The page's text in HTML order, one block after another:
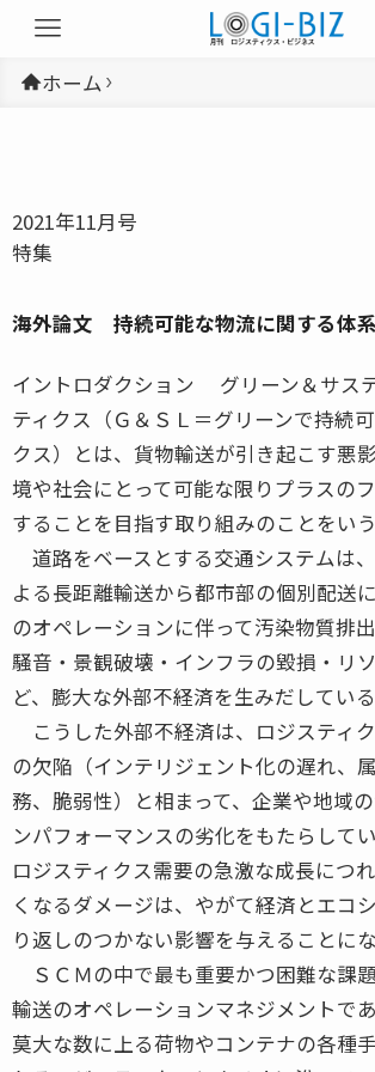
ホーム
2021年11月号
特集
海外論文 持続可能な物流に関する体
イントロダクション グリーン＆サス
ティクス（Ｇ＆ＳＬ＝グリーンで持続
クス）とは、貨物輸送が引き起こす悪
境や社会にとって可能な限りプラスの
することを目指す取り組みのことをいう
道路をベースとする交通システムは
よる長距離輸送から都市部の個別配送
のオペレーションに伴って汚染物質排
騒音・景観破壊・インフラの毀損・リ
ど、膨大な外部不経済を生みだしている
こうした外部不経済は、ロジスティ
の欠陥（インテリジェント化の遅れ、
務、脆弱性）と相まって、企業や地域
ンパフォーマンスの劣化をもたらしてい
ロジスティクス需要の急激な成長につ
くなるダメージは、やがて経済とエコ
り返しのつかない影響を与えることにな
ＳＣＭの中で最も重要かつ困難な課
輸送のオペレーションマネジメントであ
莫大な数に上る荷物やコンテナの各種